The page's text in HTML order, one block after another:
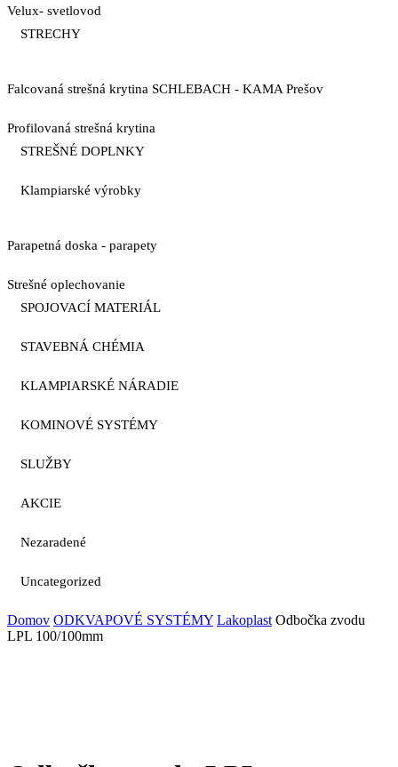
Velux- svetlovod
STRECHY
Falcovaná strešná krytina SCHLEBACH - KAMA Prešov
Profilovaná strešná krytina
STREŠNÉ DOPLNKY
Klampiarské výrobky
Parapetná doska - parapety
Strešné oplechovanie
SPOJOVACÍ MATERIÁL
STAVEBNÁ CHÉMIA
KLAMPIARSKÉ NÁRADIE
KOMINOVÉ SYSTÉMY
SLUŽBY
AKCIE
Nezaradené
Uncategorized
Domov ODKVAPOVÉ SYSTÉMY Lakoplast Odbočka zvodu
LPL 100/100mm